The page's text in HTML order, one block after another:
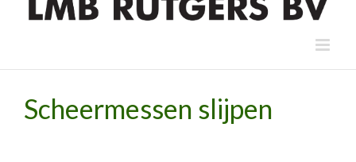
Scheermessen slijpen